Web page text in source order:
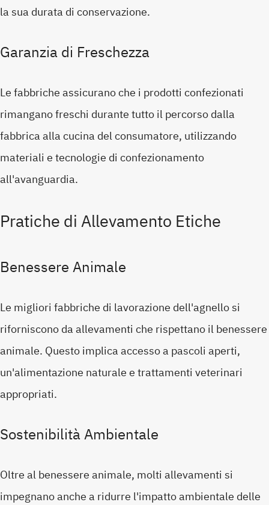
la sua durata di conservazione.
Garanzia di Freschezza
Le fabbriche assicurano che i prodotti confezionati
rimangano freschi durante tutto il percorso dalla
fabbrica alla cucina del consumatore, utilizzando
materiali e tecnologie di confezionamento
all'avanguardia.
Pratiche di Allevamento Etiche
Benessere Animale
Le migliori fabbriche di lavorazione dell'agnello si
riforniscono da allevamenti che rispettano il benessere
animale. Questo implica accesso a pascoli aperti,
un'alimentazione naturale e trattamenti veterinari
appropriati.
Sostenibilità Ambientale
Oltre al benessere animale, molti allevamenti si
impegnano anche a ridurre l'impatto ambientale delle